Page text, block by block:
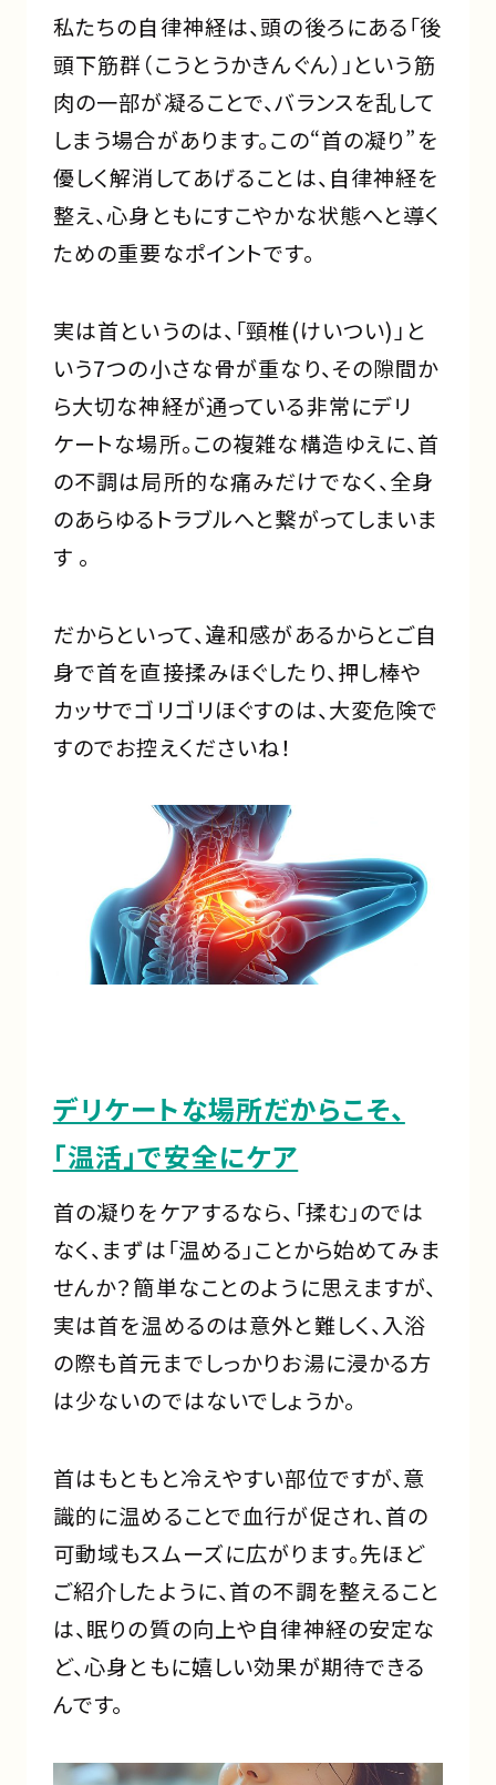
私たちの自律神経は、頭の後ろにある「後
頭下筋群（こうとうかきんぐん）」という筋
肉の一部が凝ることで、バランスを乱して
しまう場合があります。この“首の凝り”を
優しく解消してあげることは、自律神経を
整え、心身ともにすこやかな状態へと導く
ための重要なポイントです。
実は首というのは、「頸椎(けいつい)」と
いう7つの小さな骨が重なり、その隙間か
ら大切な神経が通っている非常にデリ
ケートな場所。この複雑な構造ゆえに、首
の不調は局所的な痛みだけでなく、全身
のあらゆるトラブルへと繋がってしまいま
す 。
だからといって、違和感があるからとご自
身で首を直接揉みほぐしたり、押し棒や
カッサでゴリゴリほぐすのは、大変危険で
すのでお控えくださいね！
デリケートな場所だからこそ、
「温活」で安全にケア
首の凝りをケアするなら、「揉む」のでは
なく、まずは「温める」ことから始めてみま
せんか？簡単なことのように思えますが、
実は首を温めるのは意外と難しく、入浴
の際も首元までしっかりお湯に浸かる方
は少ないのではないでしょうか。
首はもともと冷えやすい部位ですが、意
識的に温めることで血行が促され、首の
可動域もスムーズに広がります。先ほど
ご紹介したように、首の不調を整えること
は、眠りの質の向上や自律神経の安定な
ど、心身ともに嬉しい効果が期待できる
んです。